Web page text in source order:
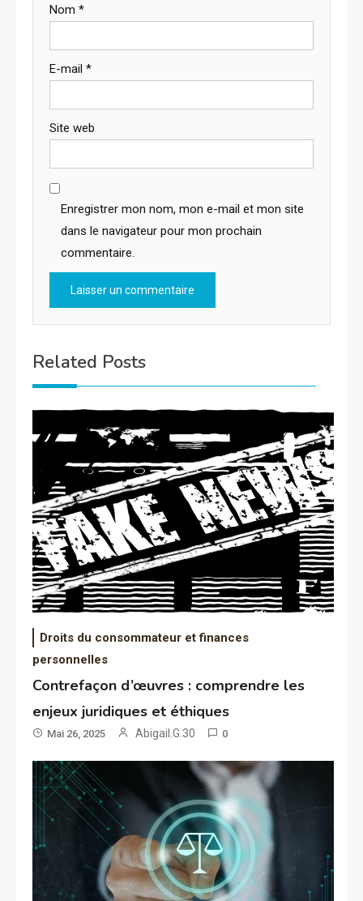
Nom *
E-mail *
Site web
Enregistrer mon nom, mon e-mail et mon site
dans le navigateur pour mon prochain
commentaire.
Related Posts
Droits du consommateur et finances
personnelles
Contrefaçon d’œuvres : comprendre les
enjeux juridiques et éthiques
Mai 26, 2025 Abigail.G.30 0